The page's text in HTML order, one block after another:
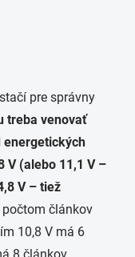
pre správny
treba venovať
energetických
V (alebo 11,1 V –
V – tiež
článkov
10,8 V má 6
8 článkov.